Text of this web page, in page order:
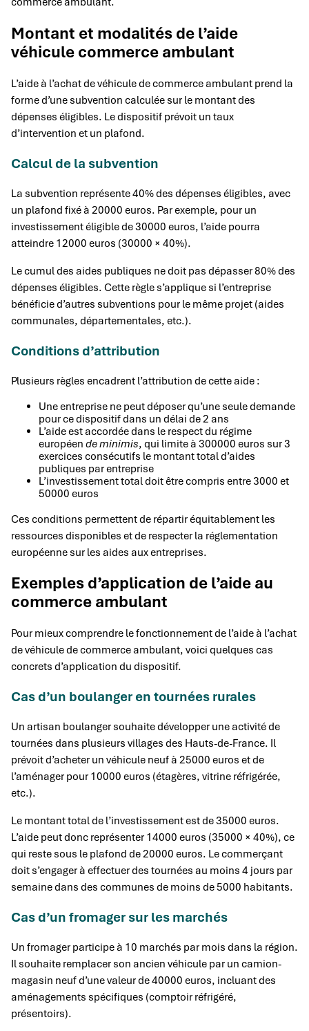
Montant et modalités de l’aide
véhicule commerce ambulant
L’aide à l’achat de véhicule de commerce ambulant prend la
forme d’une subvention calculée sur le montant des
dépenses éligibles. Le dispositif prévoit un taux
d’intervention et un plafond.
Calcul de la subvention
La subvention représente 40% des dépenses éligibles, avec
un plafond fixé à 20000 euros. Par exemple, pour un
investissement éligible de 30000 euros, l’aide pourra
atteindre 12000 euros (30000 × 40%).
Le cumul des aides publiques ne doit pas dépasser 80% des
dépenses éligibles. Cette règle s’applique si l’entreprise
bénéficie d’autres subventions pour le même projet (aides
communales, départementales, etc.).
Conditions d’attribution
Plusieurs règles encadrent l’attribution de cette aide :
Une entreprise ne peut déposer qu’une seule demande
pour ce dispositif dans un délai de 2 ans
L’aide est accordée dans le respect du régime
européen de minimis, qui limite à 300000 euros sur 3
exercices consécutifs le montant total d’aides
publiques par entreprise
L’investissement total doit être compris entre 3000 et
50000 euros
Ces conditions permettent de répartir équitablement les
ressources disponibles et de respecter la réglementation
européenne sur les aides aux entreprises.
Exemples d’application de l’aide au
commerce ambulant
Pour mieux comprendre le fonctionnement de l’aide à l’achat
de véhicule de commerce ambulant, voici quelques cas
concrets d’application du dispositif.
Cas d’un boulanger en tournées rurales
Un artisan boulanger souhaite développer une activité de
tournées dans plusieurs villages des Hauts-de-France. Il
prévoit d’acheter un véhicule neuf à 25000 euros et de
l’aménager pour 10000 euros (étagères, vitrine réfrigérée,
etc.).
Le montant total de l’investissement est de 35000 euros.
L’aide peut donc représenter 14000 euros (35000 × 40%), ce
qui reste sous le plafond de 20000 euros. Le commerçant
doit s’engager à effectuer des tournées au moins 4 jours par
semaine dans des communes de moins de 5000 habitants.
Cas d’un fromager sur les marchés
Un fromager participe à 10 marchés par mois dans la région.
Il souhaite remplacer son ancien véhicule par un camion-
magasin neuf d’une valeur de 40000 euros, incluant des
aménagements spécifiques (comptoir réfrigéré,
présentoirs).